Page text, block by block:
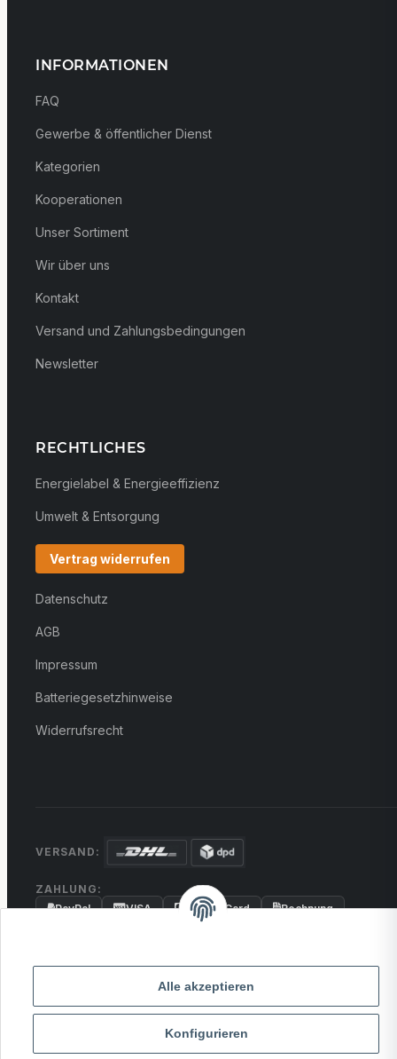
Alle akzeptieren
Konfigurieren
INFORMATIONEN
FAQ
Gewerbe & öffentlicher Dienst
Kategorien
Kooperationen
Unser Sortiment
Wir über uns
Kontakt
Versand und Zahlungsbedingungen
Newsletter
RECHTLICHES
Energielabel & Energieeffizienz
Umwelt & Entsorgung
Vertrag widerrufen
Datenschutz
AGB
Impressum
Batteriegesetzhinweise
Widerrufsrecht
VERSAND:
ZAHLUNG:
PayPal
VISA MasterCard
Rechnung
* Alle Preise inkl. gesetzlicher USt., zzgl.Versand
© 2026 MCTRADE24. Alle Rechte vorbehalten.